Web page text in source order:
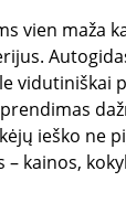
vien maža
vidutiniškai
ieško ne
– kainos,